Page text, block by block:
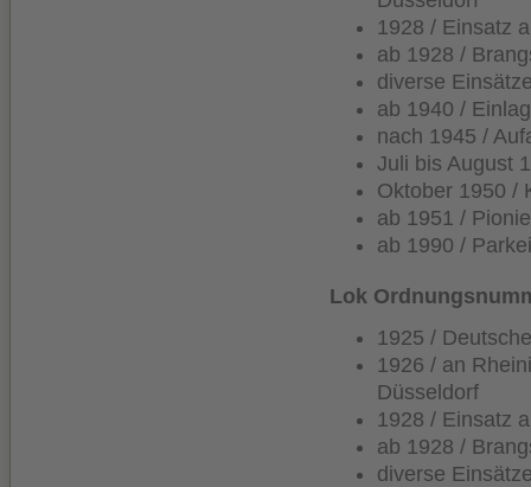
1928 / Einsatz
ab 1928 /
diverse
ab 1940 /
nach 1945 /
Juli bis August
Oktober 1950 /
ab 1951 /
ab 1990 /
Lok
1925 /
1926 / an
Düsseldorf
1928 / Einsatz
ab 1928 /
diverse